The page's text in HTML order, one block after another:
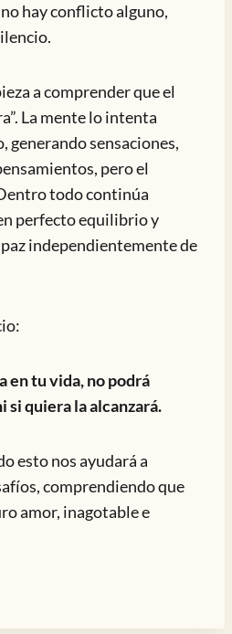
hay conflicto alguno,
a comprender que el
La mente lo intenta
generando sensaciones,
pero el
todo continúa
perfecto equilibrio y
independientemente de
en tu vida, no podrá
si quiera la alcanzará.
esto nos ayudará a
comprendiendo que
amor, inagotable e